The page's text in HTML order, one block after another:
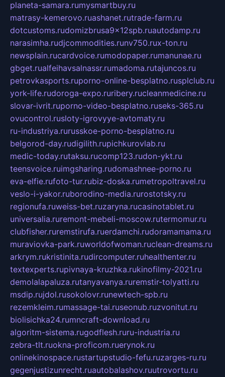
planeta-samara.rumysmartbuy.ru
matrasy-kemerovo.ruashanet.rutrade-farm.ru
dotcustoms.rudomizbrusa9x12spb.ruautodamp.ru
narasimha.rudjcommodities.runv750.rux-ton.ru
newsplain.rucardvoice.rumodopaper.rumanunae.ru
gbget.rualfeihavsalnassr.rumadoma.rutajuncos.ru
petrovkasports.ruporno-online-besplatno.rusplclub.ru
york-life.rudoroga-expo.ruribery.rucleanmedicine.ru
slovar-ivrit.ruporno-video-besplatno.ruseks-365.ru
ovucontrol.rusloty-igrovyye-avtomaty.ru
ru-industriya.rurusskoe-porno-besplatno.ru
belgorod-day.rudigilith.rupichkurovlab.ru
medic-today.rutaksu.rucomp123.rudon-ykt.ru
teensvoice.ruimgsharing.rudomashnee-porno.ru
eva-elfie.rufoto-tur.rubiz-doska.rumetropoltravel.ru
veslo-i-yakor.ruborodino-media.rurostotsky.ru
regionufa.ruweiss-bet.ruzaryna.rucasinotablet.ru
universalia.ruremont-mebeli-moscow.rutermomur.ru
clubfisher.ruremstirufa.ruerdamchi.rudoramamama.ru
muraviovka-park.ruworldofwoman.ruclean-dreams.ru
arkrym.rukristinita.rudircomputer.ruhealthenter.ru
textexperts.rupivnaya-kruzhka.rukinofilmy-2021.ru
demolalapaluza.rutanyavanya.ruremstir-tolyatti.ru
msdip.rujdol.rusokolovr.runewtech-spb.ru
rezemkleim.rumassage-tai.ruseonub.ruzvonitut.ru
biolisichka24.rumncraft-download.ru
algoritm-sistema.rugodflesh.ruru-industria.ru
zebra-tlt.ruokna-proficom.ruerynok.ru
onlinekinospace.rustartupstudio-fefu.ruzarges-ru.ru
gegenjustizunrecht.ruautobalashov.ruutrovortu.ru